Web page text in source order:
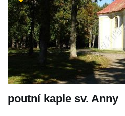
poutní kaple sv. Anny